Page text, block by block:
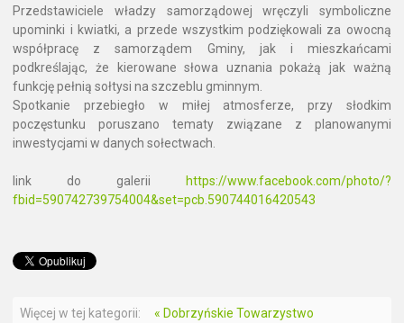
Przedstawiciele władzy samorządowej wręczyli symboliczne
upominki i kwiatki, a przede wszystkim podziękowali za owocną
współpracę z samorządem Gminy, jak i mieszkańcami
podkreślając, że kierowane słowa uznania pokażą jak ważną
funkcję pełnią sołtysi na szczeblu gminnym.
Spotkanie przebiegło w miłej atmosferze, przy słodkim
poczęstunku poruszano tematy związane z planowanymi
inwestycjami w danych sołectwach.
link do galerii https://www.facebook.com/photo/?
fbid=590742739754004&set=pcb.590744016420543
Więcej w tej kategorii:
« Dobrzyńskie Towarzystwo